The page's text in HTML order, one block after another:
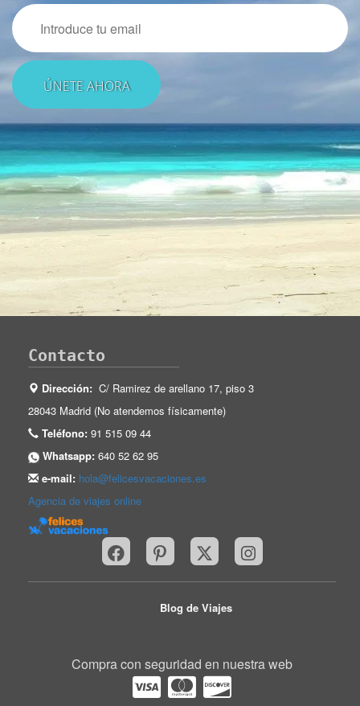
Email
Contacto
Dirección: C/ Ramirez de arellano 17, piso 3
28043 Madrid (No atendemos físicamente)
Teléfono: 91 515 09 44
Whatsapp: 640 52 62 95
e-mail: hola@felicesvacaciones.es
Agencia de viajes online
Blog de Viajes
Compra con seguridad en nuestra web